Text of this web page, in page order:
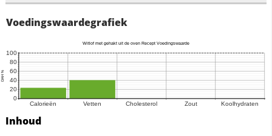
Voedingswaardegrafiek
Inhoud